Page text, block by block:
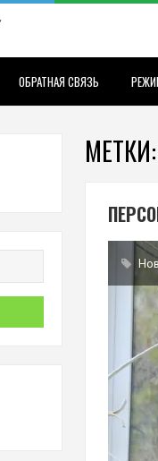
ОБРАТНАЯ СВЯЗЬ